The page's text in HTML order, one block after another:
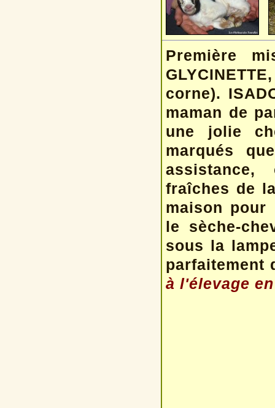
Première
corne).
maman de
une jolie
marqués
fraîches de
maison pour
le sèche-
sous la
parfaitement
à l'élevage